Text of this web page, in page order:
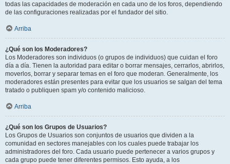
todas las capacidades de moderación en cada uno de los foros, dependiendo
de las configuraciones realizadas por el fundador del sitio.
Arriba
¿Qué son los Moderadores?
Los Moderadores son individuos (o grupos de individuos) que cuidan el foro
día a día. Tienen la autoridad para editar o borrar mensajes, cerrarlos, abrirlos,
moverlos, borrar y separar temas en el foro que moderan. Generalmente, los
moderadores están presentes para evitar que los usuarios se salgan del tema
tratado o publiquen spam y/o contenido malicioso.
Arriba
¿Qué son los Grupos de Usuarios?
Los Grupos de Usuarios son conjuntos de usuarios que dividen a la
comunidad en sectores manejables con los cuales puede trabajar los
administradores del foro. Cada usuario puede pertenecer a varios grupos y
cada grupo puede tener diferentes permisos. Esto ayuda, a los